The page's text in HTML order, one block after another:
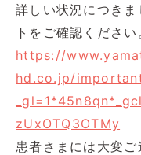
詳しい状況につき
トをご確認ください
https://
hd.co.jp/
zUxOTQ3OTMy
患者さまには大変ご